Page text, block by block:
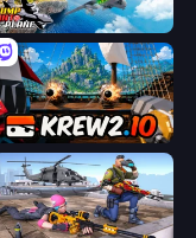
Jump Into The Plane
Krew.io